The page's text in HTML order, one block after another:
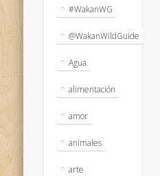
#WakanWG
@WakanWildGuide
Agua
alimentación
amor
animales
arte